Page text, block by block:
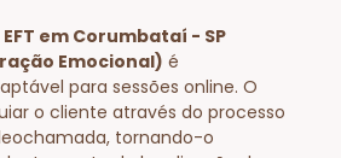
EFT em Corumbataí - SP
Emocional) é
para sessões online. O
o cliente através do processo
tornando-o